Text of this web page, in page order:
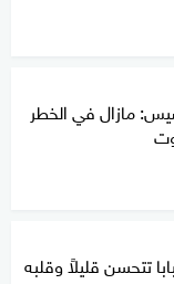
مازال في الخطر
تتحسن قليلاً وقلبه